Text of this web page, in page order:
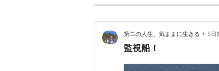
第二の人生、気ままに生きる • 5日
監視船！